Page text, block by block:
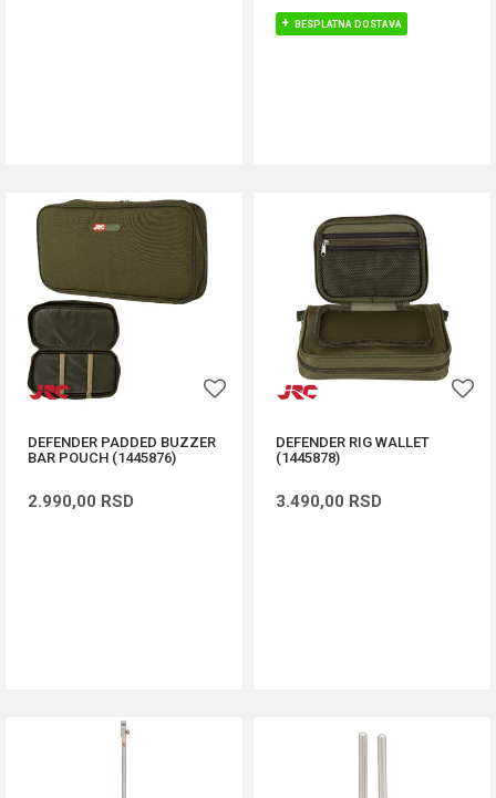
BESPLATNA DOSTAVA
DEFENDER PADDED BUZZER
BAR POUCH (1445876)
2.990,00 RSD
DEFENDER RIG WALLET
(1445878)
3.490,00 RSD